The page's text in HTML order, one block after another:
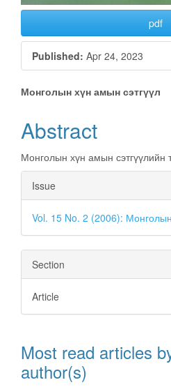
pdf
Published: Apr 24, 2023
Main
Article
Content
Монголын хүн амын сэтгүүл
Abstract
Монголын хүн амын сэтгүүлийн
Article
Details
Issue
Vol. 15 No. 2 (2006):
Section
Article
Most read articles
author(s)